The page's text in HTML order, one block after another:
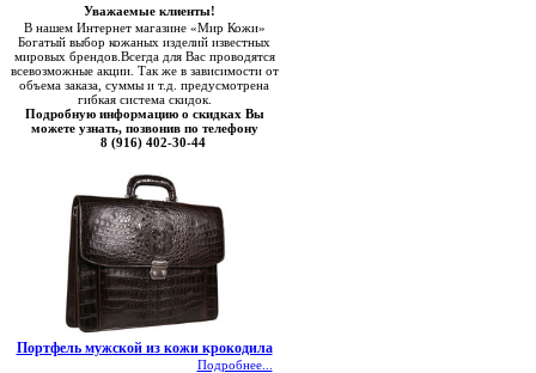
Уважаемые клиенты!
В нашем Интернет магазине «Мир Кожи»
Богатый выбор кожаных изделий известных
мировых брендов.Всегда для Вас проводятся
всевозможные акции. Так же в зависимости от
объема заказа, суммы и т.д. предусмотрена
гибкая система скидок.
Подробную информацию о скидках Вы
можете узнать, позвонив по телефону
8 (916) 402-30-44
Портфель мужской из кожи крокодила
Подробнее...